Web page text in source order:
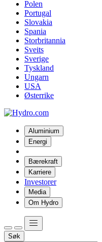
Polen
Portugal
Slovakia
Spania
Storbritannia
Sveits
Sverige
Tyskland
Ungarn
USA
Østerrike
Aluminium
Energi
Bærekraft
Karriere
Investorer
Media
Om Hydro
Søk